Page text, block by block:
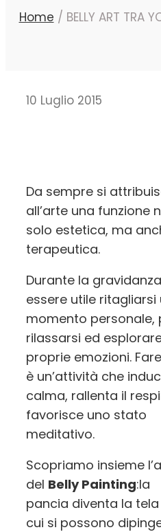
Home / BELLY ART TRA
10 Luglio 2015
Da sempre si attribui
all’arte una funzione
solo estetica, ma
terapeutica.
Durante la
essere utile ritagliarsi
momento personale,
rilassarsi ed
proprie emozioni.
è un’attività che
calma, rallenta il
favorisce uno stato
meditativo.
Scopriamo insieme
del Belly Painting:la
pancia diventa la tela
cui si possono